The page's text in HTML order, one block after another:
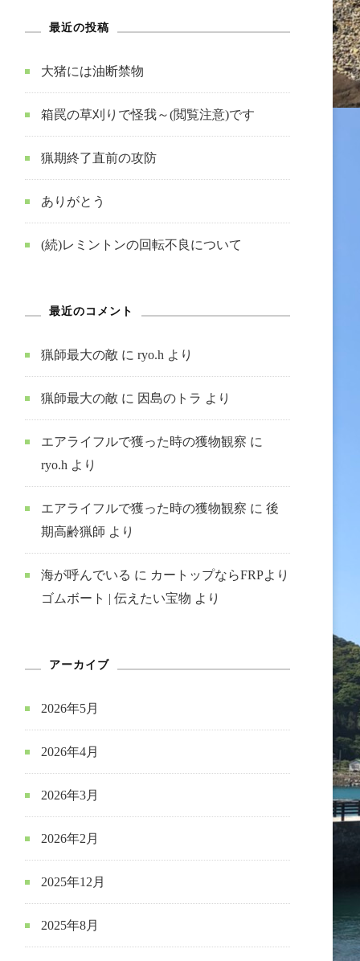
最近の投稿
大猪には油断禁物
箱罠の草刈りで怪我～(閲覧注意)です
猟期終了直前の攻防
ありがとう
(続)レミントンの回転不良について
最近のコメント
猟師最大の敵 に ryo.h より
猟師最大の敵 に 因島のトラ より
エアライフルで獲った時の獲物観察 に
ryo.h より
エアライフルで獲った時の獲物観察 に 後
期高齢猟師 より
海が呼んでいる に カートップならFRPより
ゴムボート | 伝えたい宝物 より
アーカイブ
2026年5月
2026年4月
2026年3月
2026年2月
2025年12月
2025年8月